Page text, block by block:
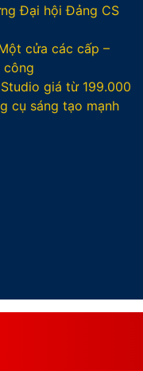
Đại hội Đảng CS
cửa các cấp –
công
giá từ 199.000
cụ sáng tạo mạnh